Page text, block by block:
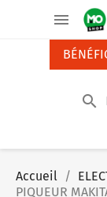

search
Accueil
PIQUEUR
Panneau de